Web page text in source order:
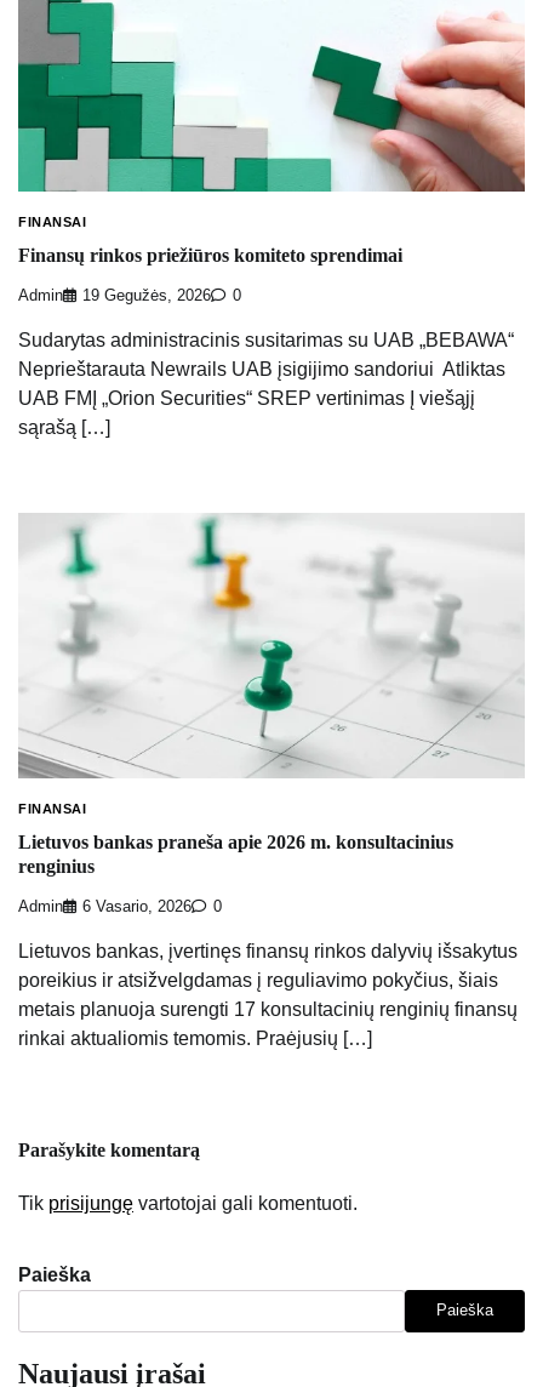
FINANSAI
Finansų rinkos priežiūros komiteto sprendimai
Admin 19 Gegužės, 2026 0
Sudarytas administracinis susitarimas su UAB „BEBAWA“
Neprieštarauta Newrails UAB įsigijimo sandoriui Atliktas
UAB FMĮ „Orion Securities“ SREP vertinimas ​Į viešąjį
sąrašą […]
FINANSAI
Lietuvos bankas praneša apie 2026 m. konsultacinius
renginius
Admin 6 Vasario, 2026 0
Lietuvos bankas, įvertinęs finansų rinkos dalyvių išsakytus
poreikius ir atsižvelgdamas į reguliavimo pokyčius, šiais
metais planuoja surengti 17 konsultacinių renginių finansų
rinkai aktualiomis temomis. Praėjusių […]
Parašykite komentarą
Tik prisijungę vartotojai gali komentuoti.
Paieška
Paieška
Naujausi įrašai